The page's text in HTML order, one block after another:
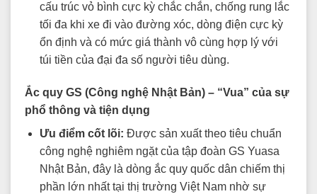
cấu trúc vỏ bình cực kỳ chắc chắn, chống rung lắc
tối đa khi xe đi vào đường xóc, dòng điện cực kỳ
ổn định và có mức giá thành vô cùng hợp lý với
túi tiền của đại đa số người tiêu dùng.
Ắc quy GS (Công nghệ Nhật Bản) – “Vua” của sự
phổ thông và tiện dụng
Ưu điểm cốt lõi: Được sản xuất theo tiêu chuẩn
công nghệ nghiêm ngặt của tập đoàn GS Yuasa
Nhật Bản, đây là dòng ắc quy quốc dân chiếm thị
phần lớn nhất tại thị trường Việt Nam nhờ sự